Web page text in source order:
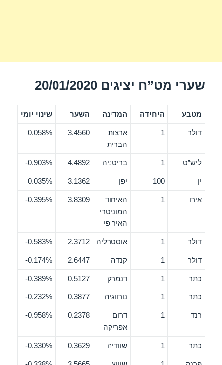
שערי מט”ח יציגים 20/01/2020
מטבע היחידה המדינה השער שינוי יומי
דולר 1
ארצות
הברית
3.4560
0.058%
ליש”ט 1 בריטניה 4.4892
0.903%-
ין 100 יפן 3.1362
0.035%
אירו 1
האיחוד
המוניטרי
האירופי
3.8309
0.395%-
דולר 1 אוסטרליה 2.3712
0.583%-
דולר 1 קנדה 2.6447
0.174%-
כתר 1 דנמרק 0.5127
0.389%-
כתר 1 נורווגיה 0.3877
0.232%-
רנד 1
דרום
אפריקה
0.2378
0.958%-
כתר 1 שוודיה 0.3629
0.330%-